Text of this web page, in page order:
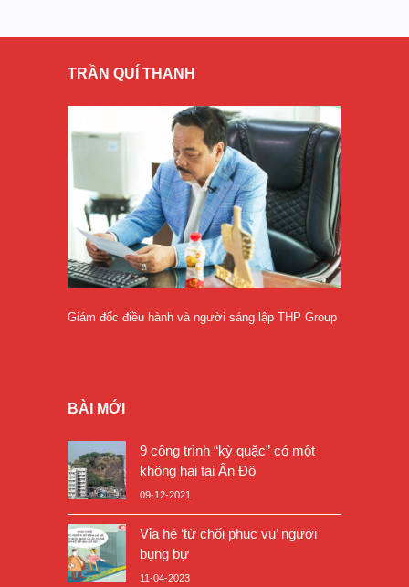
TRẦN QUÍ THANH
Giám đốc điều hành và người sáng lập THP Group
BÀI MỚI
9 công trình “kỳ quặc” có một
không hai tại Ấn Độ
09-12-2021
Vỉa hè ‘từ chối phục vụ’ người
bụng bự
11-04-2023